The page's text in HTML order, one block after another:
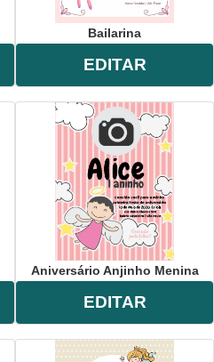
Bailarina
EDITAR
Aniversário Anjinho Menina
EDITAR